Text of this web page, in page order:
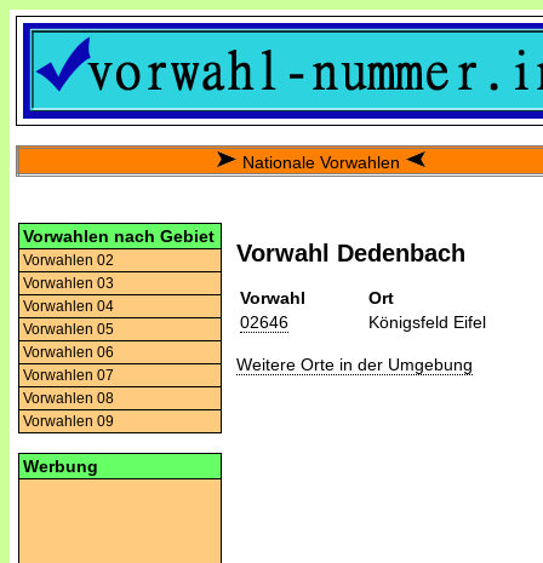
Nationale Vorwahlen
Vorwahlen nach Gebiet
Vorwahlen 02
Vorwahlen 03
Vorwahlen 04
Vorwahlen 05
Vorwahlen 06
Vorwahlen 07
Vorwahlen 08
Vorwahlen 09
Werbung
Vorwahl Dedenbach
Vorwahl
Ort
02646
Königsfeld Eifel
Weitere Orte in der Umgebung